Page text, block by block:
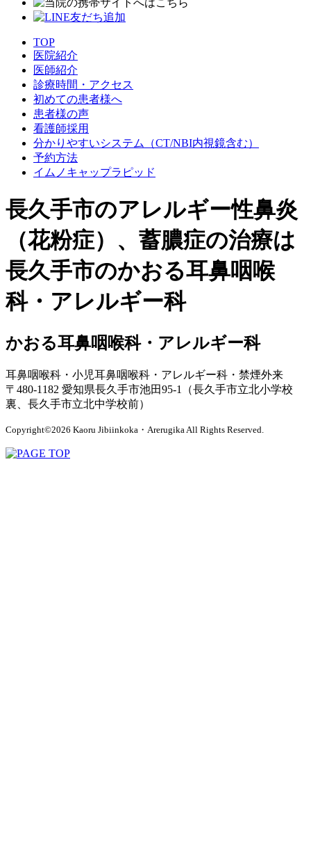
TOP
医院紹介
医師紹介
診療時間・アクセス
初めての患者様へ
患者様の声
看護師採用
分かりやすいシステム
（CT/NBI内視鏡含む）
予約方法
イムノキャップラピッド
長久手市のアレルギー性鼻炎
（花粉症）、蓄膿症の治療は
長久手市のかおる耳鼻咽喉
科・アレルギー科
かおる耳鼻咽喉科・アレルギー科
耳鼻咽喉科・小児耳鼻咽喉科・アレルギー科・禁煙外来
〒480-1182 愛知県長久手市池田95-1（長久手市立北小学校
裏、長久手市立北中学校前）
Copyright©2026 Kaoru Jibiinkoka・Arerugika All Rights Reserved.